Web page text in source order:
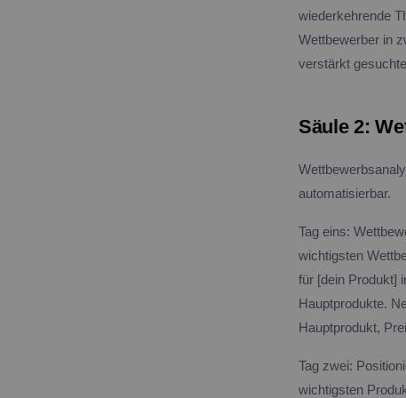
wiederkehrende
Wettbewerber in
verstärkt
Säule 2:
automatisierbar.
Tag eins:
wichtigsten
für [dein Produkt]
Hauptprodukte.
Hauptprodukt,
Tag zwei:
wichtigsten